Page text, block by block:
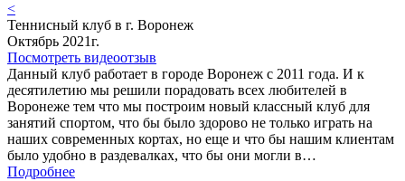
<
Теннисный клуб в г. Воронеж
Октябрь 2021г.
Посмотреть видеоотзыв
Данный клуб работает в городе Воронеж с 2011 года. И к
десятилетию мы решили порадовать всех любителей в
Воронеже тем что мы построим новый классный клуб для
занятий спортом, что бы было здорово не только играть на
наших современных кортах, но еще и что бы нашим клиентам
было удобно в раздевалках, что бы они могли в…
Подробнее